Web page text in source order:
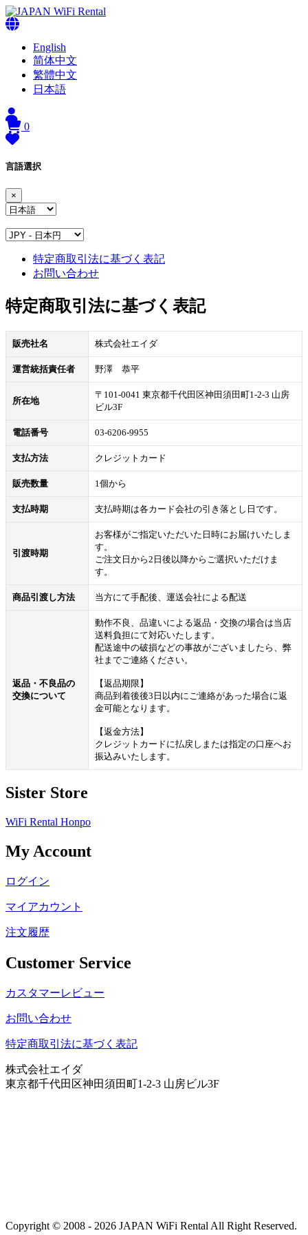
English
简体中文
繁體中文
日本語
0
言語選択
×
特定商取引法に基づく表記
お問い合わせ
特定商取引法に基づく表記
販売社名 株式会社エイダ
運営統括責任者 野澤 恭平
所在地
〒101-0041 東京都千代田区神田須田町1-2-3 山房
ビル3F
電話番号 03-6206-9955
支払方法 クレジットカード
販売数量 1個から
支払時期 支払時期は各カード会社の引き落とし日です。
引渡時期
お客様がご指定いただいた日時にお届けいたしま
す。
ご注文日から2日後以降からご選択いただけま
す。
商品引渡し方法 当方にて手配後、運送会社による配送
返品・不良品の
交換について
動作不良、品違いによる返品・交換の場合は当店
送料負担にて対応いたします。
配送途中の破損などの事故がございましたら、弊
社までご連絡ください。
【返品期限】
商品到着後後3日以内にご連絡があった場合に返
金可能となります。
【返金方法】
クレジットカードに払戻しまたは指定の口座へお
振込みいたします。
Sister Store
WiFi Rental Honpo
My Account
ログイン
マイアカウント
注文履歴
Customer Service
カスタマーレビュー
お問い合わせ
特定商取引法に基づく表記
株式会社エイダ
東京都千代田区神田須田町1-2-3 山房ビル3F
Copyright © 2008 - 2026 JAPAN WiFi Rental All Right Reserved.